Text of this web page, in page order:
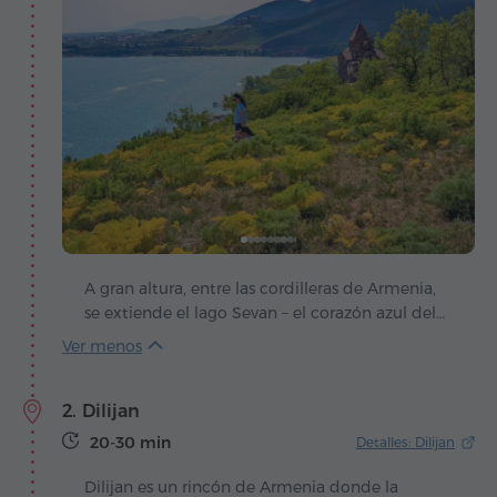
A gran altura, entre las cordilleras de Armenia,
se extiende el lago Sevan – el corazón azul del
país, que late al compás del viento y del sol. La
lágrimas y lo llenó de agua para entregar a la
humanidad un regalo invaluable.
2. Dilijan
20-30 min Detalles: Dilijan
Dilijan es un rincón de Armenia donde la